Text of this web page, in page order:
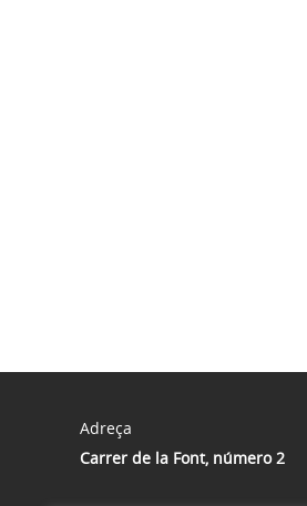
Adreça
Carrer de la Font, número 2